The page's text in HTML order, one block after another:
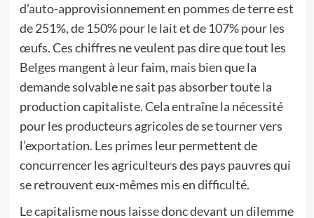
d’auto-approvisionnement en pommes de terre est
de 251%, de 150% pour le lait et de 107% pour les
œufs. Ces chiffres ne veulent pas dire que tout les
Belges mangent à leur faim, mais bien que la
demande solvable ne sait pas absorber toute la
production capitaliste. Cela entraîne la nécessité
pour les producteurs agricoles de se tourner vers
l’exportation. Les primes leur permettent de
concurrencer les agriculteurs des pays pauvres qui
se retrouvent eux-mêmes mis en difficulté.
Le capitalisme nous laisse donc devant un dilemme